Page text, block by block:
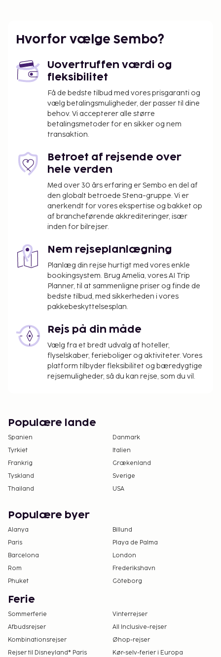
Hvorfor vælge Sembo?
Uovertruffen værdi og
fleksibilitet
Få de bedste tilbud med vores prisgaranti og
vælg betalingsmuligheder, der passer til dine
behov. Vi accepterer alle større
betalingsmetoder for en sikker og nem
transaktion.
Betroet af rejsende over
hele verden
Med over 30 års erfaring er Sembo en del af
den globalt betroede Stena-gruppe. Vi er
anerkendt for vores ekspertise og bakket op
af brancheførende akkrediteringer, især
inden for bilrejser.
Nem rejseplanlægning
Planlæg din rejse hurtigt med vores enkle
bookingsystem. Brug Amelia, vores AI Trip
Planner, til at sammenligne priser og finde de
bedste tilbud, med sikkerheden i vores
pakkebeskyttelsesplan.
Rejs på din måde
Vælg fra et bredt udvalg af hoteller,
flyselskaber, ferieboliger og aktiviteter. Vores
platform tilbyder fleksibilitet og bæredygtige
rejsemuligheder, så du kan rejse, som du vil.
Populære lande
Spanien
Danmark
Tyrkiet
Italien
Frankrig
Grækenland
Tyskland
Sverige
Thailand
USA
Populære byer
Alanya
Billund
Paris
Playa de Palma
Barcelona
London
Rom
Frederikshavn
Phuket
Göteborg
Ferie
Sommerferie
Vinterrejser
Afbudsrejser
All Inclusive-rejser
Kombinationsrejser
Øhop-rejser
Rejser til Disneyland® Paris
Kør-selv-ferier i Europa